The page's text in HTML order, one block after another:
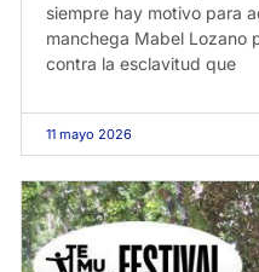
siempre hay motivo para
manchega Mabel Lozano
contra la esclavitud que
11 mayo 2026